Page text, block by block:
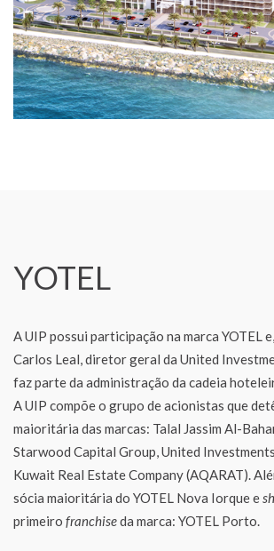
YOTEL
A UIP possui participação na marca YOTEL
Carlos Leal, diretor geral da United
faz parte da administração da cadeia
A UIP compõe o grupo de acionistas que
maioritária das marcas: Talal Jassim Al-
Starwood Capital Group, United
Kuwait Real Estate Company (AQARAT).
sócia maioritária do YOTEL Nova Iorque e
primeiro franchiseda marca: YOTEL Porto.